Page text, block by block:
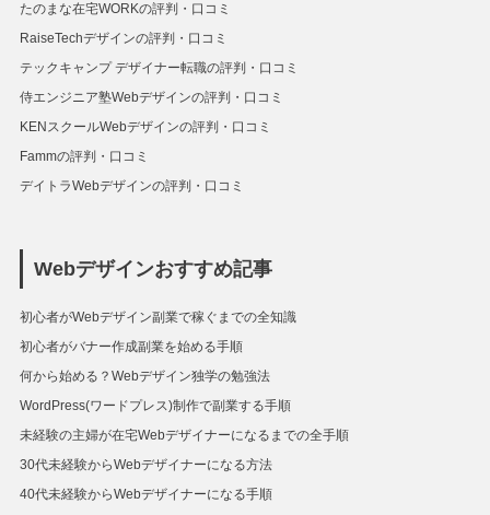
たのまな在宅WORKの評判・口コミ
RaiseTechデザインの評判・口コミ
テックキャンプ デザイナー転職の評判・口コミ
侍エンジニア塾Webデザインの評判・口コミ
KENスクールWebデザインの評判・口コミ
Fammの評判・口コミ
デイトラWebデザインの評判・口コミ
Webデザインおすすめ記事
初心者がWebデザイン副業で稼ぐまでの全知識
初心者がバナー作成副業を始める手順
何から始める？Webデザイン独学の勉強法
WordPress(ワードプレス)制作で副業する手順
未経験の主婦が在宅Webデザイナーになるまでの全手順
30代未経験からWebデザイナーになる方法
40代未経験からWebデザイナーになる手順